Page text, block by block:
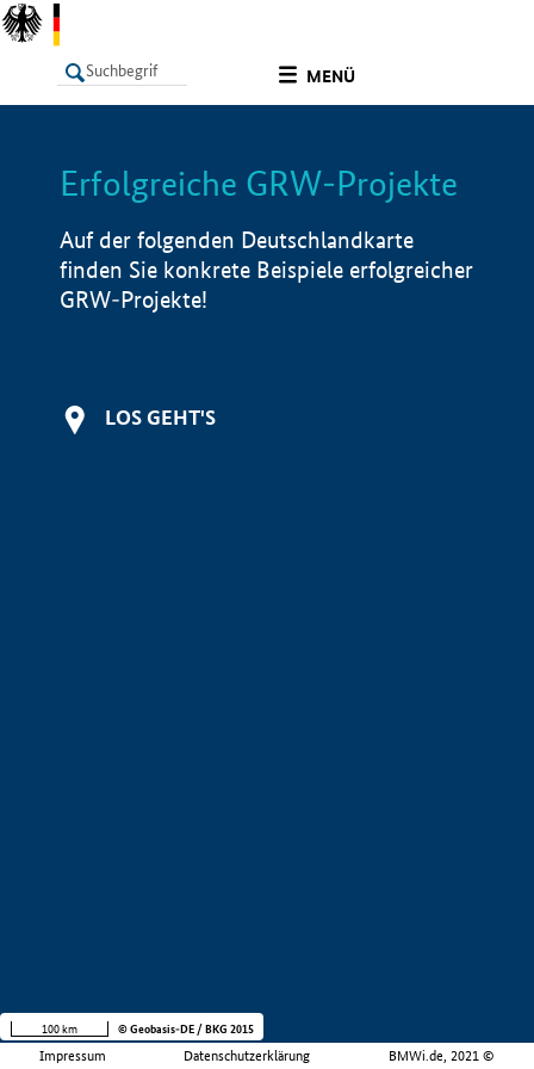
MENÜ
LISTE Info
Erfolgreiche GRW-Projekte
Auf der folgenden Deutschlandkarte
finden Sie konkrete Beispiele erfolgreicher
GRW-Projekte!
LOS GEHT'S
Impressum Datenschutzerklärung BMWi.de, 2021 ©
100 km © Geobasis-DE / BKG 2015